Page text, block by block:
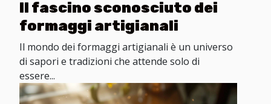
Il fascino sconosciuto dei
formaggi artigianali
Il mondo dei formaggi artigianali è un universo
di sapori e tradizioni che attende solo di
essere...